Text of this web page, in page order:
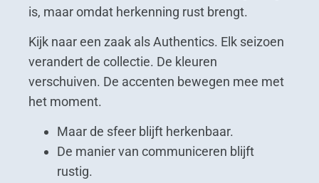
is, maar omdat herkenning rust brengt.
Kijk naar een zaak als Authentics. Elk seizoen
verandert de collectie. De kleuren
verschuiven. De accenten bewegen mee met
het moment.
Maar de sfeer blijft herkenbaar.
De manier van communiceren blijft
rustig.